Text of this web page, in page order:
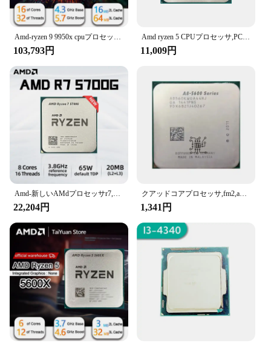
103,793円
Amd ryzen 5 CPUプロセッサ,PCゲーマー用グラフィックスなし,5 5600, 4.4GHz, 6コア,12スレッド,35MBキャッシュ,7nm tdp,65wソケット,am5
11,009円
Amd-新しいAMdプロセッサr7,5700g,5700 ghz,8コア16スレッド,65w,cpuプロセッサl3 = 16m 3.8-100,プラグam4,ファンなし
22,204円
クアッドコアプロセッサ,fm2,a8,5600k,5600, 3.6ghz,ad560kwoa44hj,100w,hd 7560d
1,341円